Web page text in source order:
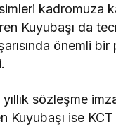
kadromuza
Kuyubaşı da
önemli
sözleşme
Kuyubaşı ise